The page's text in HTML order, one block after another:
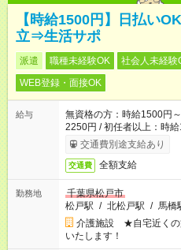
【時給1500円】日払い
立⇒生活サポ
派遣 職種未経験OK 社会人未経験
WEB登録・面接OK
給与
無資格の方：時給1500円
2250円 / 初任者以上：時
交通費別途支給あり
交通費 全額支給
勤務地
千葉県松戸市
松戸駅 / 北松戸駅 / 馬橋
介護施設 ★自宅近くの
いたします！